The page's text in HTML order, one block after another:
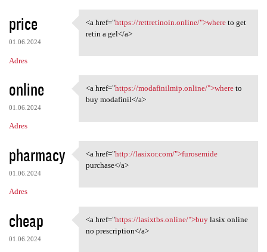
price
01.06.2024
Adres
<a href="https://rettretinoin
<a href="https://rettretinoin.online/">whereto get
retin a gel</a>
online
01.06.2024
Adres
<a href="https://modafinilmip
<a href="https://modafinilmip.online/">whereto
buy modafinil</a>
pharmacy
01.06.2024
Adres
<a href="http://lasixor.com/"
<a href="http://lasixor.com/">furosemide
purchase</a>
cheap
01.06.2024
<a href="https://lasixtbs
<a href="https://lasixtbs.online/">buylasix online
no prescription</a>